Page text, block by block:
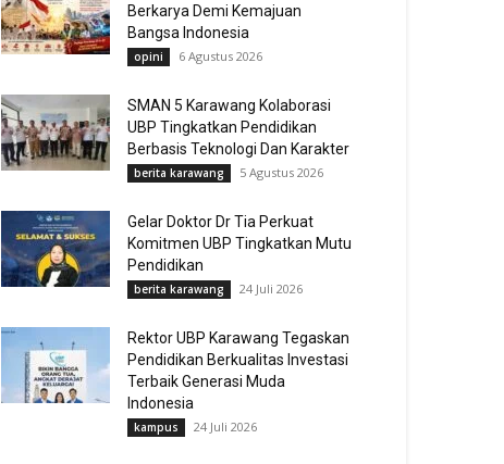
Berkarya Demi Kemajuan
Bangsa Indonesia
opini 6 Agustus 2026
SMAN 5 Karawang Kolaborasi
UBP Tingkatkan Pendidikan
Berbasis Teknologi Dan Karakter
berita karawang 5 Agustus 2026
Gelar Doktor Dr Tia Perkuat
Komitmen UBP Tingkatkan Mutu
Pendidikan
berita karawang 24 Juli 2026
Rektor UBP Karawang Tegaskan
Pendidikan Berkualitas Investasi
Terbaik Generasi Muda
Indonesia
kampus 24 Juli 2026